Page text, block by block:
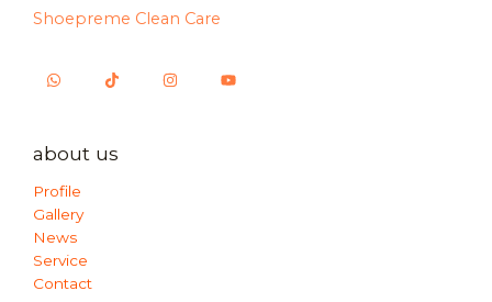
Shoepreme Clean Care
about us
Profile
Gallery
News
Service
Contact